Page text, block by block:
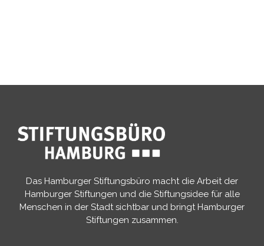
Das Hamburger Stiftungsbüro macht die Arbeit der
Hamburger Stiftungen und die Stiftungsidee für alle
Menschen in der Stadt sichtbar und bringt Hamburger
Stiftungen zusammen.​